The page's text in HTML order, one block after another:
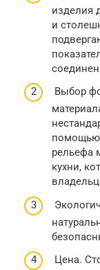
изделия
и
Выбор
помощью
рельефа
кухни,
Цена.